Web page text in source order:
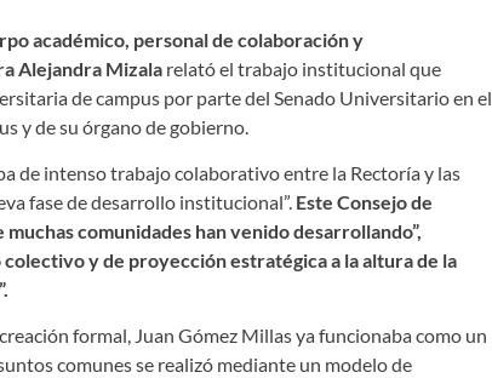
académico, personal de colaboración y
Alejandra Mizala relató el trabajo institucional que
de campus por parte del Senado Universitario en el
y de su órgano de gobierno.
de intenso trabajo colaborativo entre la Rectoría y las
fase de desarrollo institucional”. Este Consejo de
comunidades han venido desarrollando”,
y de proyección estratégica a la altura de la
formal, Juan Gómez Millas ya funcionaba como un
comunes se realizó mediante un modelo de